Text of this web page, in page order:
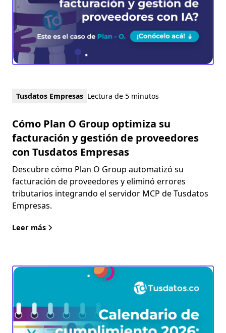
Tusdatos Empresas Lectura de 5 minutos
Cómo Plan O Group optimiza su
facturación y gestión de proveedores
con Tusdatos Empresas
Descubre cómo Plan O Group automatizó su
facturación de proveedores y eliminó errores
tributarios integrando el servidor MCP de Tusdatos
Empresas.
Leer más